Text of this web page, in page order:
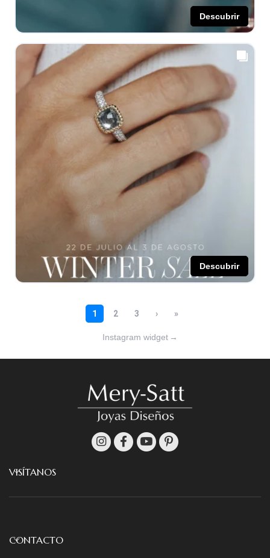
Instagram widget →
VISÍTANOS
CONTACTO